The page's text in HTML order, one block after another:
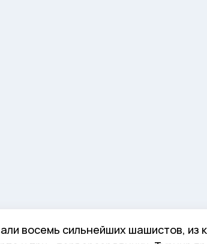
восемь сильнейших шашистов, из